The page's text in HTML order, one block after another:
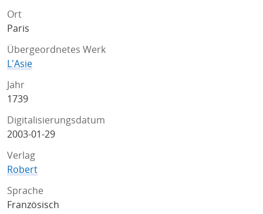
Ort
Paris
Übergeordnetes Werk
L'Asie
Jahr
1739
Digitalisierungsdatum
2003-01-29
Verlag
Robert
Sprache
Französisch